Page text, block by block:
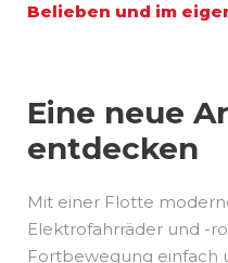
Belieben und im
Eine neue
entdecken
Mit einer Flotte
Elektrofahrräder und -
Fortbewegung einfach